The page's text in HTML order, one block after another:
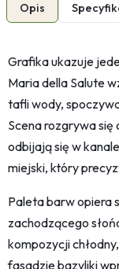
Opis
Grafika ukazuje
Maria della Salute
tafli wody,
Scena rozgrywa się
odbijają się w
miejski, który
Paleta barw opiera
zachodzącego
kompozycji
fasadzie bazyliki